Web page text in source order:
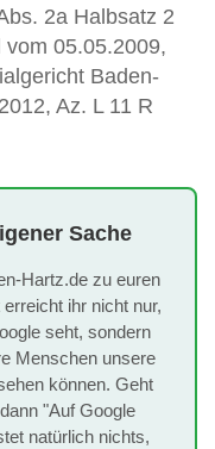
2a Halbsatz 2
05.05.2009,
Baden-
Az. L 11 R
Sache
Hartz.de zu euren
ihr nicht nur,
seht, sondern
Menschen unsere
können. Geht
"Auf Google
natürlich nichts,